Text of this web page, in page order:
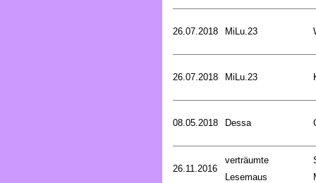
26.07.2018 MiLu.23
26.07.2018 MiLu.23
08.05.2018 Dessa
26.11.2016
verträumte
Lesemaus